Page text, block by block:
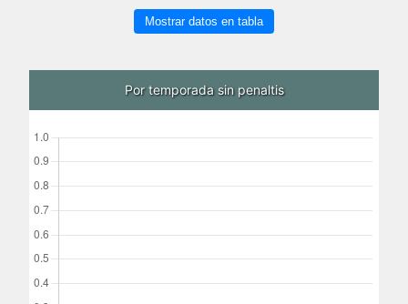
Mostrar datos en tabla
Por temporada sin penaltis